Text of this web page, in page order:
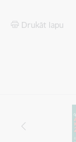
Drukāt lapu